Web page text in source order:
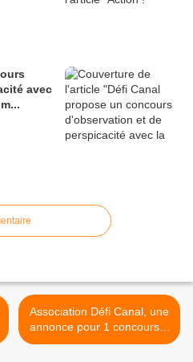
avec
Association Défi Canal, une
annonce pour 1 concours...
>